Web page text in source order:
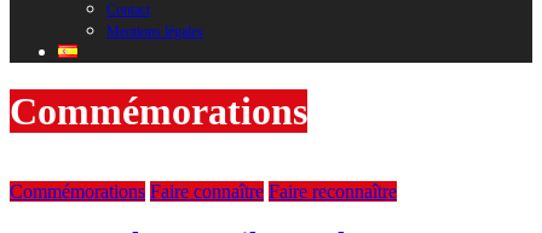
Contact
Mentions légales
Commémorations
Commémorations Faire connaître Faire reconnaître